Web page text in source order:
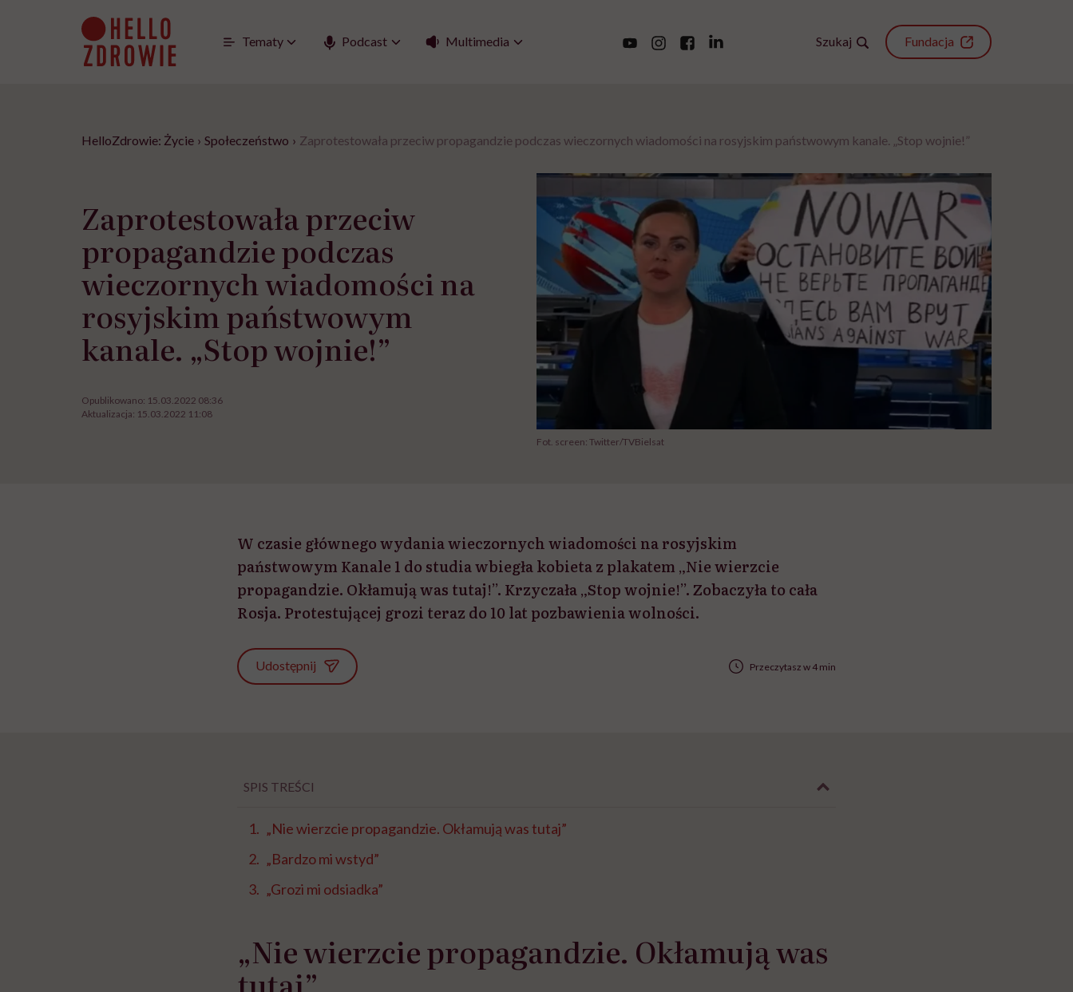
Tematy Podcast Multimedia Szukaj Fundacja
HelloZdrowie: Życie › Społeczeństwo › Zaprotestowała przeciw propagandzie podczas wieczornych wiadomości na rosyjskim państwowym kanale. „Stop wojnie!”
Zaprotestowała przeciw
propagandzie podczas
wieczornych wiadomości na
rosyjskim państwowym
kanale. „Stop wojnie!”
Opublikowano: 15.03.2022 08:36
Aktualizacja: 15.03.2022 11:08
Fot. screen: Twitter/TVBielsat
W czasie głównego wydania wieczornych wiadomości na rosyjskim
państwowym Kanale 1 do studia wbiegła kobieta z plakatem „Nie wierzcie
propagandzie. Okłamują was tutaj!”. Krzyczała „Stop wojnie!”. Zobaczyła to cała
Rosja. Protestującej grozi teraz do 10 lat pozbawienia wolności.
Udostępnij Przeczytasz w 4 min
SPIS TREŚCI
„Nie wierzcie propagandzie. Okłamują was tutaj”
„Bardzo mi wstyd”
„Grozi mi odsiadka”
„Nie wierzcie propagandzie. Okłamują was